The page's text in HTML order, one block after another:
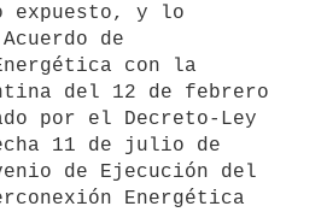
de
con la
del 12 de febrero
por el Decreto-Ley
11 de julio de
de Ejecución del
Energética